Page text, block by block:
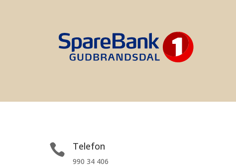
 Telefon
990 34 406